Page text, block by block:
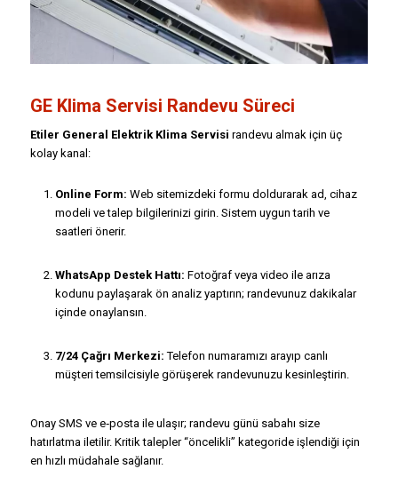
GE Klima Servisi Randevu Süreci
Etiler General Elektrik Klima Servisi randevu almak için üç
kolay kanal:
Online Form: Web sitemizdeki formu doldurarak ad, cihaz
modeli ve talep bilgilerinizi girin. Sistem uygun tarih ve
saatleri önerir.
WhatsApp Destek Hattı: Fotoğraf veya video ile arıza
kodunu paylaşarak ön analiz yaptırın; randevunuz dakikalar
içinde onaylansın.
7/24 Çağrı Merkezi: Telefon numaramızı arayıp canlı
müşteri temsilcisiyle görüşerek randevunuzu kesinleştirin.
Onay SMS ve e‑posta ile ulaşır; randevu günü sabahı size
hatırlatma iletilir. Kritik talepler “öncelikli” kategoride işlendiği için
en hızlı müdahale sağlanır.